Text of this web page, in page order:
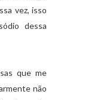
vez, isso
dessa
que me
não